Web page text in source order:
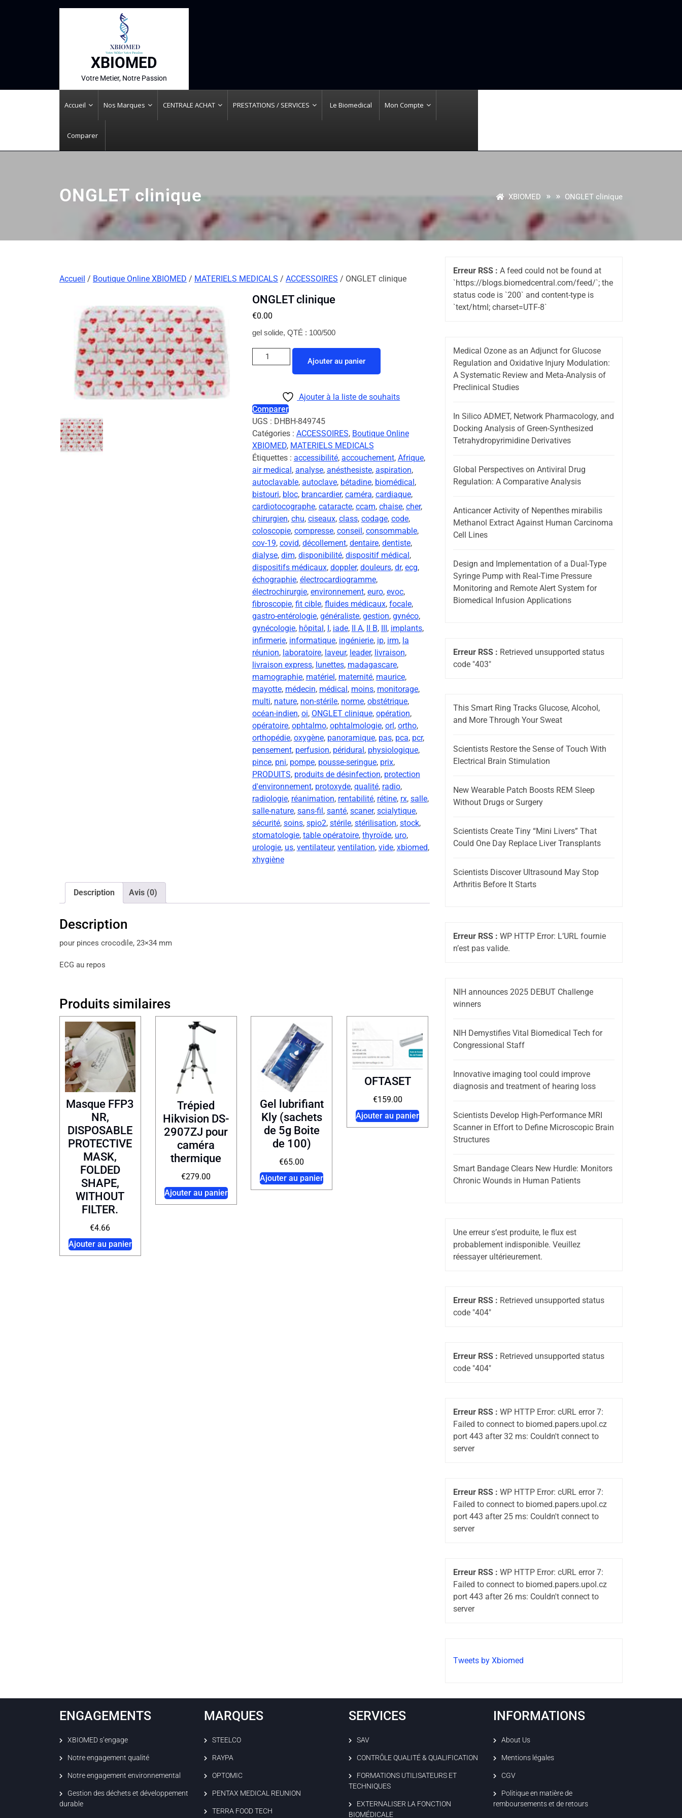
XBIOMED
Votre Metier, Notre Passion
Accueil Nos Marques CENTRALE ACHAT PRESTATIONS / SERVICES Le Biomedical Mon Compte
Comparer
ONGLET clinique XBIOMED » » ONGLET clinique
Accueil / Boutique Online XBIOMED / MATERIELS MEDICALS / ACCESSOIRES / ONGLET clinique
ONGLET clinique
€0.00
gel solide, QTÉ : 100/500
Ajouter au panier
Ajouter à la liste de souhaits
Comparer
UGS : DHBH-849745
Catégories : ACCESSOIRES, Boutique Online
XBIOMED, MATERIELS MEDICALS
Étiquettes : accessibilité, accouchement, Afrique,
air medical , analyse, anésthesiste, aspiration,
autoclavable, autoclave, bétadine, biomédical ,
bistouri, bloc, brancardier, caméra, cardiaque,
cardiotocographe, cataracte, ccam, chaise, cher,
chirurgien, chu, ciseaux, class, codage, code,
coloscopie, compresse, conseil , consommable,
cov-19, covid, décollement, dentaire, dentiste,
dialyse, dim, disponibilité, dispositif médical ,
dispositifs médicaux, doppler, douleurs, dr, ecg,
échographie, électrocardiogramme,
électrochirurgie, environnement, euro, evoc,
fibroscopie, fit cible, fluides médicaux, focale,
gastro-entérologie, généraliste, gestion, gynéco,
gynécologie, hôpital , , iade, II A, II B, , implants,
infirmerie, informatique, ingénierie, ip, irm, la
réunion, laboratoire, laveur, leader, livraison,
livraison express, lunettes, madagascare,
mamographie, matériel , maternité, maurice,
mayotte, médecin, médical , moins, monitorage,
multi, nature, non-stérile, norme, obstétrique,
océan-indien, oi, ONGLET clinique, opération,
opératoire, ophtalmo, ophtalmologie, orl , ortho,
orthopédie, oxygène, panoramique, pas, pca, pcr,
pensement, perfusion, péridural , physiologique,
pince, pni, pompe, pousse-seringue, prix,
PRODUITS, produits de désinfection, protection
d'environnement, protoxyde, qualité, radio,
radiologie, réanimation, rentabilité, rétine, rx, salle,
salle-nature, sans-fil , santé, scaner, scialytique,
sécurité, soins, spio2, stérile, stérilisation, stock,
stomatologie, table opératoire, thyroïde, uro,
urologie, us, ventilateur, ventilation, vide, xbiomed,
xhygiène
Description Avis (0)
Description
pour pinces crocodile, 23×34 mm
ECG au repos
Produits similaires
Masque FFP3
NR,
DISPOSABLE
PROTECTIVE
MASK,
FOLDED
SHAPE,
WITHOUT
FILTER.
€4.66
Ajouter au panier
Trépied
Hikvision DS-
2907ZJ pour
caméra
thermique
€279.00
Ajouter au panier
Gel lubrifiant
Kly (sachets
de 5g Boite
de 100)
€65.00
Ajouter au panier
OFTASET
€159.00
Ajouter au panier
Erreur RSS : A feed could not be found at
`https://blogs.biomedcentral.com/feed/`; the
status code is `200` and content-type is
`text/html; charset=UTF-8`
Medical Ozone as an Adjunct for Glucose
Regulation and Oxidative Injury Modulation:
A Systematic Review and Meta-Analysis of
Preclinical Studies
In Silico ADMET, Network Pharmacology, and
Docking Analysis of Green-Synthesized
Tetrahydropyrimidine Derivatives
Global Perspectives on Antiviral Drug
Regulation: A Comparative Analysis
Anticancer Activity of Nepenthes mirabilis
Methanol Extract Against Human Carcinoma
Cell Lines
Design and Implementation of a Dual-Type
Syringe Pump with Real-Time Pressure
Monitoring and Remote Alert System for
Biomedical Infusion Applications
Erreur RSS : Retrieved unsupported status
code "403"
This Smart Ring Tracks Glucose, Alcohol,
and More Through Your Sweat
Scientists Restore the Sense of Touch With
Electrical Brain Stimulation
New Wearable Patch Boosts REM Sleep
Without Drugs or Surgery
Scientists Create Tiny “Mini Livers” That
Could One Day Replace Liver Transplants
Scientists Discover Ultrasound May Stop
Arthritis Before It Starts
Erreur RSS : WP HTTP Error: L’URL fournie
n’est pas valide.
NIH announces 2025 DEBUT Challenge
winners
NIH Demystifies Vital Biomedical Tech for
Congressional Staff
Innovative imaging tool could improve
diagnosis and treatment of hearing loss
Scientists Develop High-Performance MRI
Scanner in Effort to Define Microscopic Brain
Structures
Smart Bandage Clears New Hurdle: Monitors
Chronic Wounds in Human Patients
Une erreur s’est produite, le flux est
probablement indisponible. Veuillez
réessayer ultérieurement.
Erreur RSS : Retrieved unsupported status
code "404"
Erreur RSS : Retrieved unsupported status
code "404"
Erreur RSS : WP HTTP Error: cURL error 7:
Failed to connect to biomed.papers.upol.cz
port 443 after 32 ms: Couldn't connect to
server
Erreur RSS : WP HTTP Error: cURL error 7:
Failed to connect to biomed.papers.upol.cz
port 443 after 25 ms: Couldn't connect to
server
Erreur RSS : WP HTTP Error: cURL error 7:
Failed to connect to biomed.papers.upol.cz
port 443 after 26 ms: Couldn't connect to
server
Tweets by Xbiomed
ENGAGEMENTS
XBIOMED s’engage
Notre engagement qualité
Notre engagement environnemental
Gestion des déchets et développement
durable
MARQUES
STEELCO
RAYPA
OPTOMIC
PENTAX MEDICAL REUNION
TERRA FOOD TECH
SERVICES
SAV
CONTRÔLE QUALITÉ & QUALIFICATION
FORMATIONS UTILISATEURS ET
TECHNIQUES
EXTERNALISER LA FONCTION
BIOMÉDICALE
INFORMATIONS
About Us
Mentions légales
CGV
Politique en matière de
remboursements et de retours